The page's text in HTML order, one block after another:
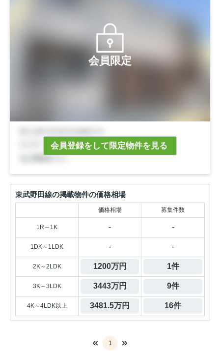
会員限定
会員登録をして限定物件を見る
東武野田線の掲載物件の価格相場
価格相場 募集件数
1R～1K - -
1DK～1LDK - -
2K～2LDK 1200万円 1件
3K～3LDK 3443万円 9件
4K～4LDK以上 3481.5万円 16件
1